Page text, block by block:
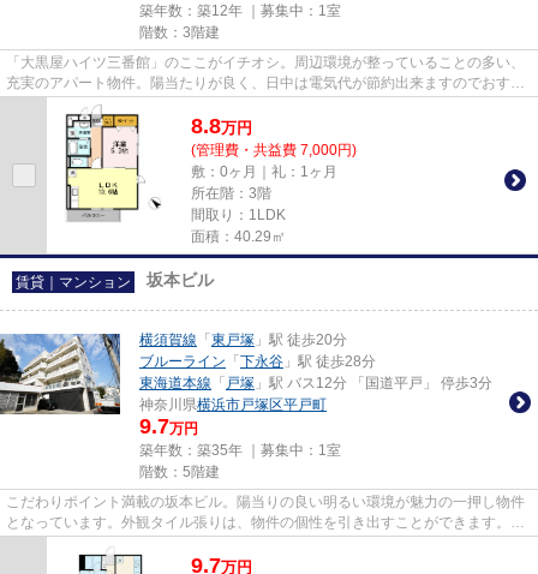
築年数：築12年 ｜募集中： 1室
階数：3階建
「大黒屋ハイツ三番館」のここがイチオシ。周辺環境が整っていることの多い、
充実のアパート物件。陽当たりが良く、日中は電気代が節約出来ますのでおすす
めです。当社はお客様のご希...
8.8万円
(管理費・共益費 7,000円)
敷：0ヶ月｜礼：1ヶ月
所在階：3階
間取り：1LDK
面積：40.29㎡
賃貸｜マンション 坂本ビル
横須賀線 「 東戸塚 」駅 徒歩20分
ブルーライン 「 下永谷 」駅 徒歩28分
東海道本線 「 戸塚 」駅 バス12分 「国道平戸」 停歩3分
神奈川県横浜市戸塚区平戸町
9.7万円
築年数：築35年 ｜募集中： 1室
階数：5階建
こだわりポイント満載の坂本ビル。陽当りの良い明るい環境が魅力の一押し物件
となっています。外観タイル張りは、物件の個性を引き出すことができます。こ
ちらの物件では初期費用をカ...
9.7万円